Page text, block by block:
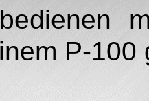
P-100